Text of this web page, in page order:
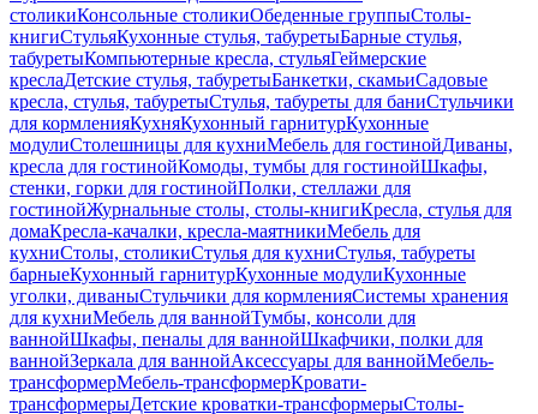
столикиКонсольные столикиОбеденные группыСтолы-
книгиСтульяКухонные стулья, табуретыБарные стулья,
табуретыКомпьютерные кресла, стульяГеймерские
креслаДетские стулья, табуретыБанкетки, скамьиСадовые
кресла, стулья, табуретыСтулья, табуреты для баниСтульчики
для кормленияКухняКухонный гарнитурКухонные
модулиСтолешницы для кухниМебель для гостинойДиваны,
кресла для гостинойКомоды, тумбы для гостинойШкафы,
стенки, горки для гостинойПолки, стеллажи для
гостинойЖурнальные столы, столы-книгиКресла, стулья для
домаКресла-качалки, кресла-маятникиМебель для
кухниСтолы, столикиСтулья для кухниСтулья, табуреты
барныеКухонный гарнитурКухонные модулиКухонные
уголки, диваныСтульчики для кормленияСистемы хранения
для кухниМебель для ваннойТумбы, консоли для
ваннойШкафы, пеналы для ваннойШкафчики, полки для
ваннойЗеркала для ваннойАксессуары для ваннойМебель-
трансформерМебель-трансформерКровати-
трансформерыДетские кроватки-трансформерыСтолы-